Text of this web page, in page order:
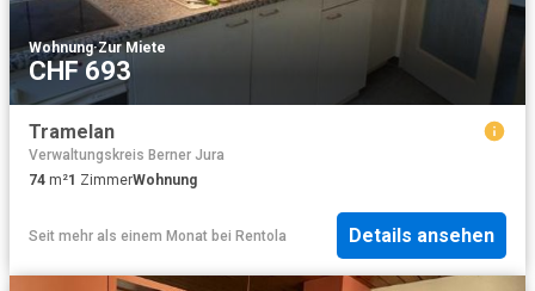
Wohnung·Zur Miete
CHF 693
Tramelan
Verwaltungskreis Berner Jura
74 m²1 ZimmerWohnung
Seit mehr als einem Monat bei Rentola Details ansehen